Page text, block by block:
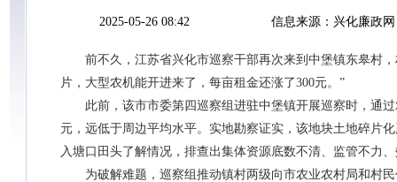
2025-05-26 08:42 信息来源：兴化廉政网
前不久，江苏省兴化市巡察干部再次来到中堡镇东皋村，
片，大型农机能开进来了，每亩租金还涨了300元。”
此前，该市市委第四巡察组进驻中堡镇开展巡察时，通过
元，远低于周边平均水平。实地勘察证实，该地块土地碎片
入塘口田头了解情况，排查出集体资源底数不清、监管不力
为破解难题，巡察组推动镇村两级向市农业农村局和村民